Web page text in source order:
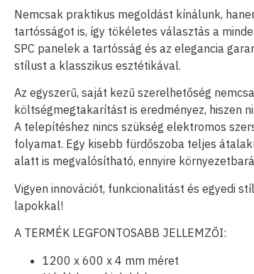
Nemcsak praktikus megoldást kínálunk,
tartósságot is, így tökéletes választás a
SPC panelek a tartósság és az elegancia
stílust a klasszikus esztétikával.
Az egyszerű, saját kezű szerelhetőség
költségmegtakarítást is eredményez, hiszen
A telepítéshez nincs szükség elektromos
folyamat. Egy kisebb fürdőszoba teljes
alatt is megvalósítható, ennyire
Vigyen innovációt, funkcionalitást és egyedi
lapokkal!
A TERMÉK LEGFONTOSABB JELLEMZŐI:
1200 x 600 x 4 mm méret